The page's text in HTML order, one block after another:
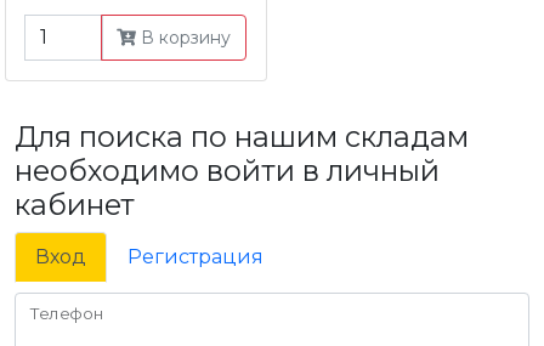
В корзину
Для поиска по нашим складам
необходимо войти в личный
кабинет
Вход Регистрация
Телефон